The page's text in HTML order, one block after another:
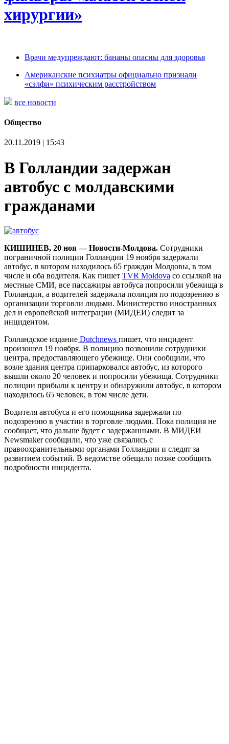
хирургии»
Врачи медупреждают: бананы опасны для здоровья
Американские психиатры официально признали
«сэлфи» психическим расстройством
все новости
Общество
20.11.2019 | 15:43
В Голландии задержан
автобус с молдавскими
гражданами
КИШИНЕВ, 20 ноя — Новости-Молдова. Сотрудники
пограничной полиции Голландии 19 ноября задержали
автобус, в котором находилось 65 граждан Молдовы, в том
числе и оба водителя. Как пишет TVR Moldova со ссылкой на
местные СМИ, все пассажиры автобуса попросили убежища в
Голландии, а водителей задержала полиция по подозрению в
организации торговли людьми. Министерство иностранных
дел и европейской интеграции (МИДЕИ) следит за
инцидентом.
Голландское издание Dutchnews пишет, что инцидент
произошел 19 ноября. В полицию позвонили сотрудники
центра, предоставляющего убежище. Они сообщили, что
возле здания центра припарковался автобус, из которого
вышли около 20 человек и попросили убежища. Сотрудники
полиции прибыли к центру и обнаружили автобус, в котором
находилось 65 человек, в том числе дети.
Водителя автобуса и его помощника задержали по
подозрению в участии в торговле людьми. Пока полиция не
сообщает, что дальше будет с задержанными. В МИДЕИ
Newsmaker сообщили, что уже связались с
правоохранительными органами Голландии и следят за
развитием событий. В ведомстве обещали позже сообщить
подробности инцидента.